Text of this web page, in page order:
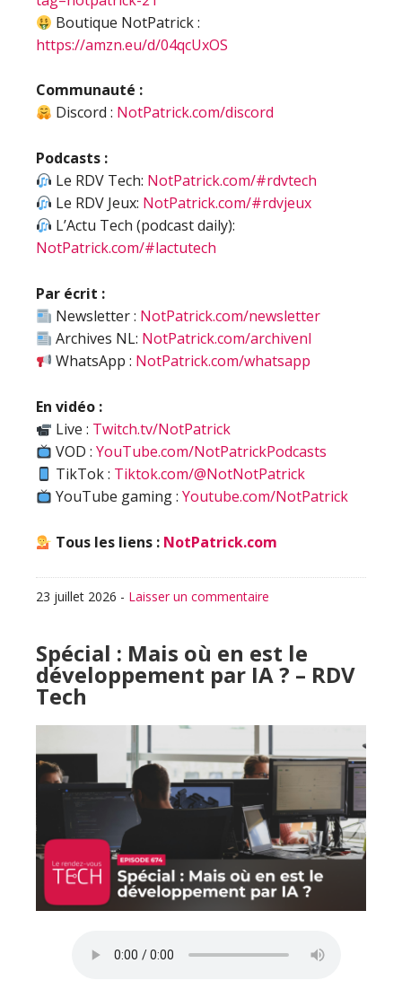
Boutique NotPatrick :
https://amzn.eu/d/04qcUxOS
Communauté :
Discord : NotPatrick.com/discord
Podcasts :
Le RDV Tech: NotPatrick.com/#rdvtech
Le RDV Jeux: NotPatrick.com/#rdvjeux
L’Actu Tech (podcast daily):
NotPatrick.com/#lactutech
Par écrit :
Newsletter : NotPatrick.com/newsletter
Archives NL: NotPatrick.com/archivenl
WhatsApp : NotPatrick.com/whatsapp
En vidéo :
Live : Twitch.tv/NotPatrick
VOD :YouTube.com/NotPatrickPodcasts
TikTok : Tiktok.com/@NotNotPatrick
YouTube gaming :Youtube.com/NotPatrick
Tous les liens : NotPatrick.com
23 juillet 2026 - Laisser un commentaire
Spécial : Mais où en est le
développement par IA ? – RDV
Tech